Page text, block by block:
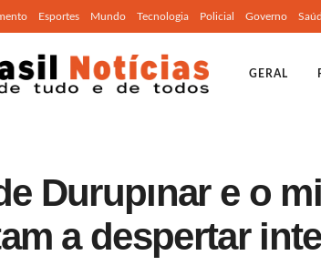
Esportes Mundo Tecnologia Policial Governo
GERAL
Durupınar e o
a despertar